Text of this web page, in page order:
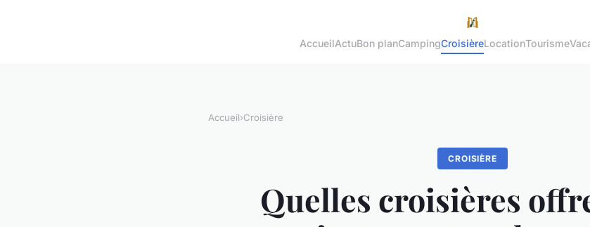
AccueilActuBon planCampingCroisièreLocationTourisme
Accueil›Croisière
CROISIÈRE
Quelles croisières